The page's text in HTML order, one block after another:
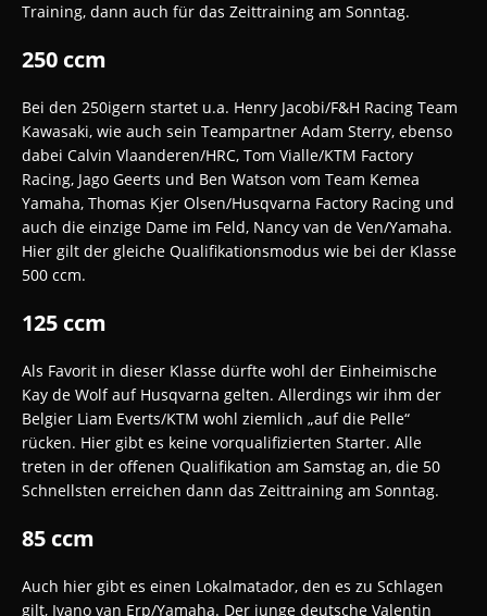
Training, dann auch für das Zeittraining am Sonntag.
250 ccm
Bei den 250igern startet u.a. Henry Jacobi/F&H Racing Team
Kawasaki, wie auch sein Teampartner Adam Sterry, ebenso
dabei Calvin Vlaanderen/HRC, Tom Vialle/KTM Factory
Racing, Jago Geerts und Ben Watson vom Team Kemea
Yamaha, Thomas Kjer Olsen/Husqvarna Factory Racing und
auch die einzige Dame im Feld, Nancy van de Ven/Yamaha.
Hier gilt der gleiche Qualifikationsmodus wie bei der Klasse
500 ccm.
125 ccm
Als Favorit in dieser Klasse dürfte wohl der Einheimische
Kay de Wolf auf Husqvarna gelten. Allerdings wir ihm der
Belgier Liam Everts/KTM wohl ziemlich „auf die Pelle“
rücken. Hier gibt es keine vorqualifizierten Starter. Alle
treten in der offenen Qualifikation am Samstag an, die 50
Schnellsten erreichen dann das Zeittraining am Sonntag.
85 ccm
Auch hier gibt es einen Lokalmatador, den es zu Schlagen
gilt, Ivano van Erp/Yamaha. Der junge deutsche Valentin